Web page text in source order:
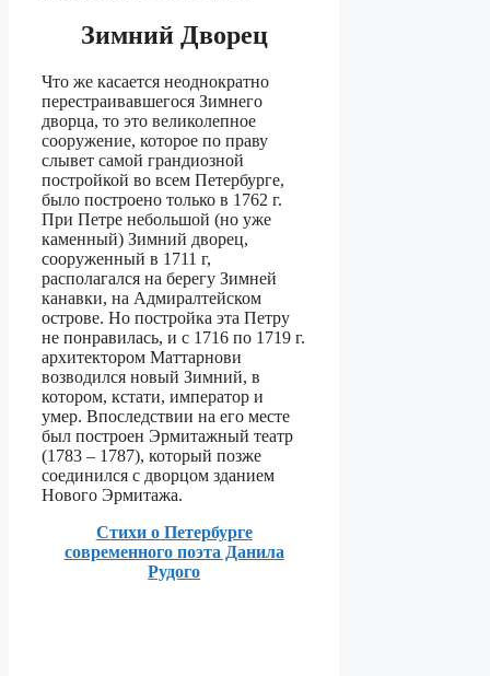
Зимний Дворец
Что же касается неоднократно
перестраивавшегося Зимнего
дворца, то это великолепное
сооружение, которое по праву
слывет самой грандиозной
постройкой во всем Петербурге,
было построено только в 1762 г.
При Петре небольшой (но уже
каменный) Зимний дворец,
сооруженный в 1711 г,
располагался на берегу Зимней
канавки, на Адмиралтейском
острове. Но постройка эта Петру
не понравилась, и с 1716 по 1719 г.
архитектором Маттарнови
возводился новый Зимний, в
котором, кстати, император и
умер. Впоследствии на его месте
был построен Эрмитажный театр
(1783 – 1787), который позже
соединился с дворцом зданием
Нового Эрмитажа.
Стихи о Петербурге
современного поэта Данила
Рудого